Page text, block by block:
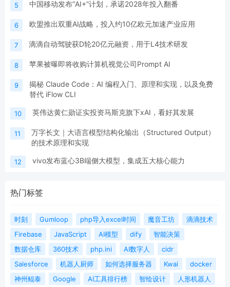
5 中国移动发布“AI+”计划，承诺2028年投入翻番
6 欧盟推出双重AI战略，投入约10亿欧元加速产业应用
7 滴滴自动驾驶获D轮20亿元融资，用于L4技术研发
8 苹果被曝即将收购计算机视觉公司Prompt AI
9
揭秘 Claude Code：AI 编程入门、原理和实现，以及免费
替代 iFlow CLI
10 英伟达黄仁勋证实投资马斯克旗下xAI，看好其发展
11
万字长文｜大语言模型结构化输出（Structured Output）
的技术原理和实现
12 vivo发布蓝心3B端侧大模型，集成五大核心能力
热门标签
时刻 Gumloop php导入excel时间 魔音工坊
滴滴技术
Firebase
JavaScript AI模型 dify
智能决策
数据仓库
360技术 php.ini AI数字人
cidr
Salesforce
机器人厨师 如何选择服务器 Kwai
docker
神州鲲泰
Google AI工具排行榜 智绘设计 人形机器人